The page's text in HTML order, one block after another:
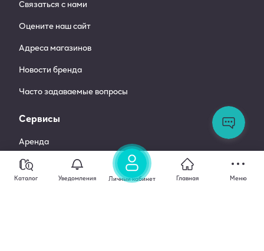
Каталог Уведомления Личный кабинет Главная Меню
Связаться с нами
Оцените наш сайт
Адреса магазинов
Новости бренда
Часто задаваемые вопросы
Сервисы
Аренда
Профессиональная чистка
Онлайн-диагностика